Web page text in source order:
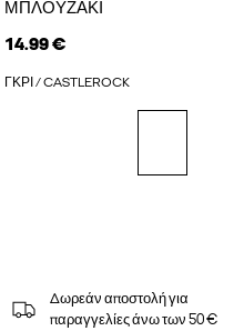
ΜΠΛΟΥΖΆΚΙ
14.99 €
ΓΚΡΙ / CASTLEROCK
Δωρεάν αποστολή για
παραγγελίες άνω των 50 €